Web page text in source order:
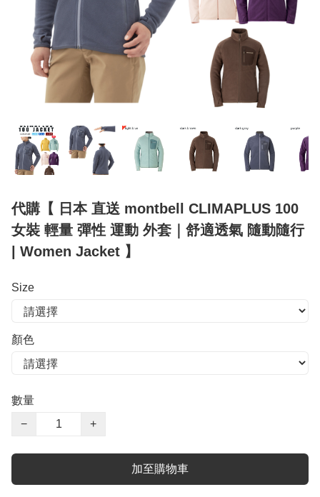
代購【 日本 直送 montbell CLIMAPLUS 100
女裝 輕量 彈性 運動 外套｜舒適透氣 隨動隨行
| Women Jacket 】
Size
顏色
數量
−
+
加至購物車